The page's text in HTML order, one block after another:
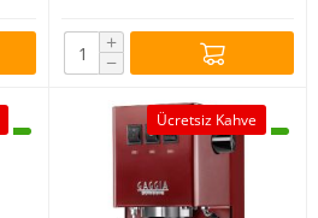
+
−
Ücretsiz Kahve